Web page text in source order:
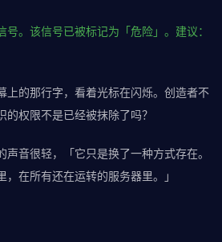
号。该信号已被标记为「危险」。建议：
上的那行字，看着光标在闪烁。创造者不
权限不是已经被抹除了吗？
声音很轻，「它只是换了一种方式存在。
在所有还在运转的服务器里。」